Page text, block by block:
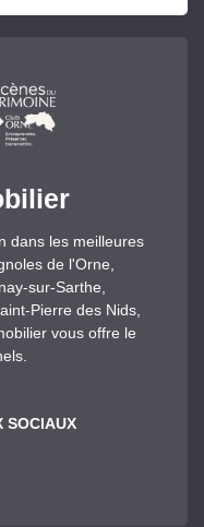
dans les meilleures
de l'Orne,
sur-Sarthe,
Pierre des Nids,
vous offre le
SOCIAUX